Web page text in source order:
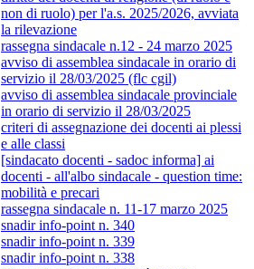
non di ruolo) per l'a.s. 2025/2026, avviata
la rilevazione
rassegna sindacale n.12 - 24 marzo 2025
avviso di assemblea sindacale in orario di
servizio il 28/03/2025 (flc cgil)
avviso di assemblea sindacale provinciale
in orario di servizio il 28/03/2025
criteri di assegnazione dei docenti ai plessi
e alle classi
[sindacato docenti - sadoc informa] ai
docenti - all'albo sindacale - question time:
mobilità e precari
rassegna sindacale n. 11-17 marzo 2025
snadir info-point n. 340
snadir info-point n. 339
snadir info-point n. 338